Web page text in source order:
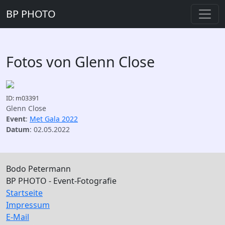
BP PHOTO
Fotos von Glenn Close
ID: m03391
Glenn Close
Event: Met Gala 2022
Datum: 02.05.2022
Bodo Petermann
BP PHOTO - Event-Fotografie
Startseite
Impressum
E-Mail